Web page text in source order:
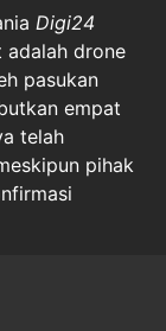
Digi24
adalah drone
pasukan
empat
telah
pihak